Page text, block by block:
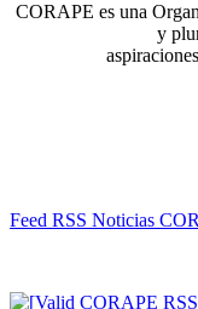
CORAPE es una
y
Feed RSS Noticias